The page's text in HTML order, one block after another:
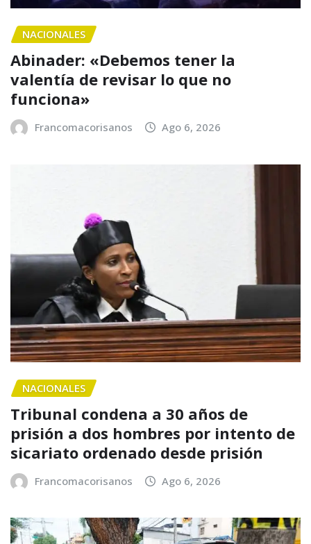
NACIONALES
Abinader: «Debemos tener la
valentía de revisar lo que no
funciona»
Francomacorisanos Ago 6, 2026
NACIONALES
Tribunal condena a 30 años de
prisión a dos hombres por intento de
sicariato ordenado desde prisión
Francomacorisanos Ago 6, 2026